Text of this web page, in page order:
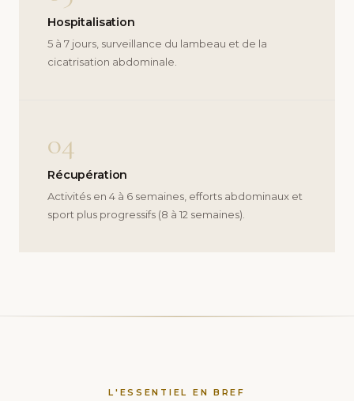
Hospitalisation
5 à 7 jours, surveillance du lambeau et de la
cicatrisation abdominale.
04
Récupération
Activités en 4 à 6 semaines, efforts abdominaux et
sport plus progressifs (8 à 12 semaines).
L'ESSENTIEL EN BREF